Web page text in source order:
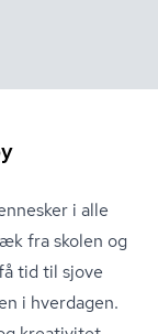
i alle
fra skolen og
tid til sjove
i hverdagen.